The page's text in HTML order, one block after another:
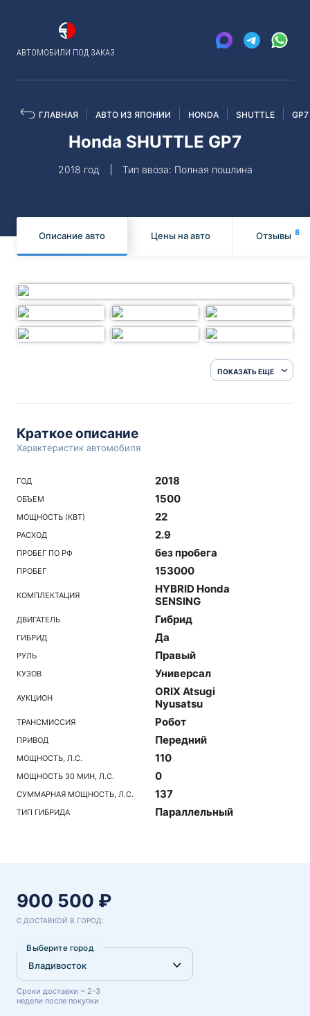
АВТОМОБИЛИ ПОД ЗАКАЗ
ГЛАВНАЯ АВТО ИЗ ЯПОНИИ HONDA SHUTTLE GP7
Honda SHUTTLE GP7
2018 год Тип ввоза: Полная пошлина
Описание авто Цены на авто Отзывы 8
ПОКАЗАТЬ ЕЩЕ
Краткое описание
Характеристик автомобиля
ГОД 2018
ОБЪЕМ 1500
МОЩНОСТЬ (КВТ) 22
РАСХОД 2.9
ПРОБЕГ ПО РФ без пробега
ПРОБЕГ 153000
КОМПЛЕКТАЦИЯ
HYBRID Honda
SENSING
ДВИГАТЕЛЬ Гибрид
ГИБРИД Да
РУЛЬ Правый
КУЗОВ Универсал
АУКЦИОН
ORIX Atsugi
Nyusatsu
ТРАНСМИССИЯ Робот
ПРИВОД Передний
МОЩНОСТЬ, Л.С. 110
МОЩНОСТЬ 30 МИН, Л.С. 0
СУММАРНАЯ МОЩНОСТЬ, Л.С. 137
ТИП ГИБРИДА Параллельный
900 500 ₽
С ДОСТАВКОЙ В ГОРОД:
Выберите город
Сроки доставки ~ 2-3
недели после покупки